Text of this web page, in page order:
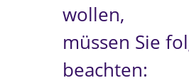
wollen,
müssen Sie
beachten: